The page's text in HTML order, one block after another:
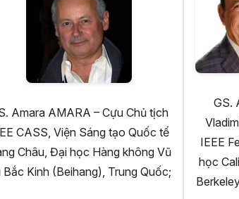
Amara AMARA – Cựu Chủ tịch
CASS, Viện Sáng tạo Quốc tế
Châu, Đại học Hàng không Vũ
Bắc Kinh (Beihang), Trung Quốc;
GS.
IEEE
học